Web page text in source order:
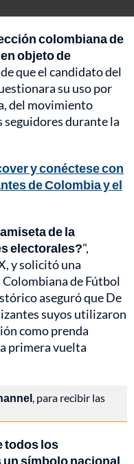
colombiana de
objeto de
que el candidato del
su uso por
del movimiento
seguidores durante la
y conéctese con
de Colombia y el
de la
electorales?",
y solicitó una
de Fútbol
aseguró que De
suyos utilizaron
como prenda
primera vuelta
, para recibir las
todos los
símbolo nacional